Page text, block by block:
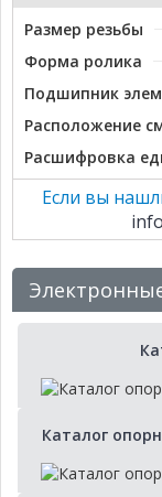
Размер резьбы
Форма ролика
Подшипник
Расположение
Расшифровка
Если вы
Каталог